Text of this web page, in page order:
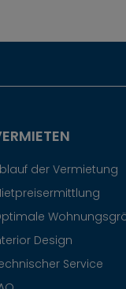
der Vermietung
Design
Service